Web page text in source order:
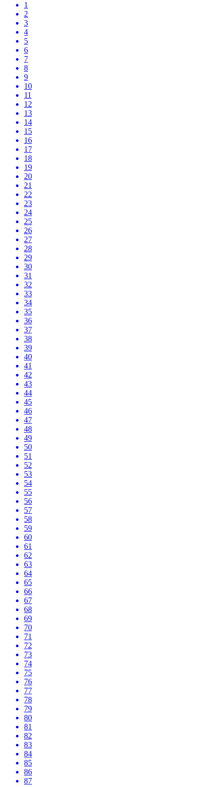
1
2
3
4
5
6
7
8
9
10
11
12
13
14
15
16
17
18
19
20
21
22
23
24
25
26
27
28
29
30
31
32
33
34
35
36
37
38
39
40
41
42
43
44
45
46
47
48
49
50
51
52
53
54
55
56
57
58
59
60
61
62
63
64
65
66
67
68
69
70
71
72
73
74
75
76
77
78
79
80
81
82
83
84
85
86
87